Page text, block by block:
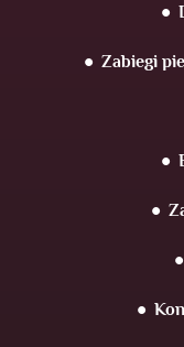
Zabiegi